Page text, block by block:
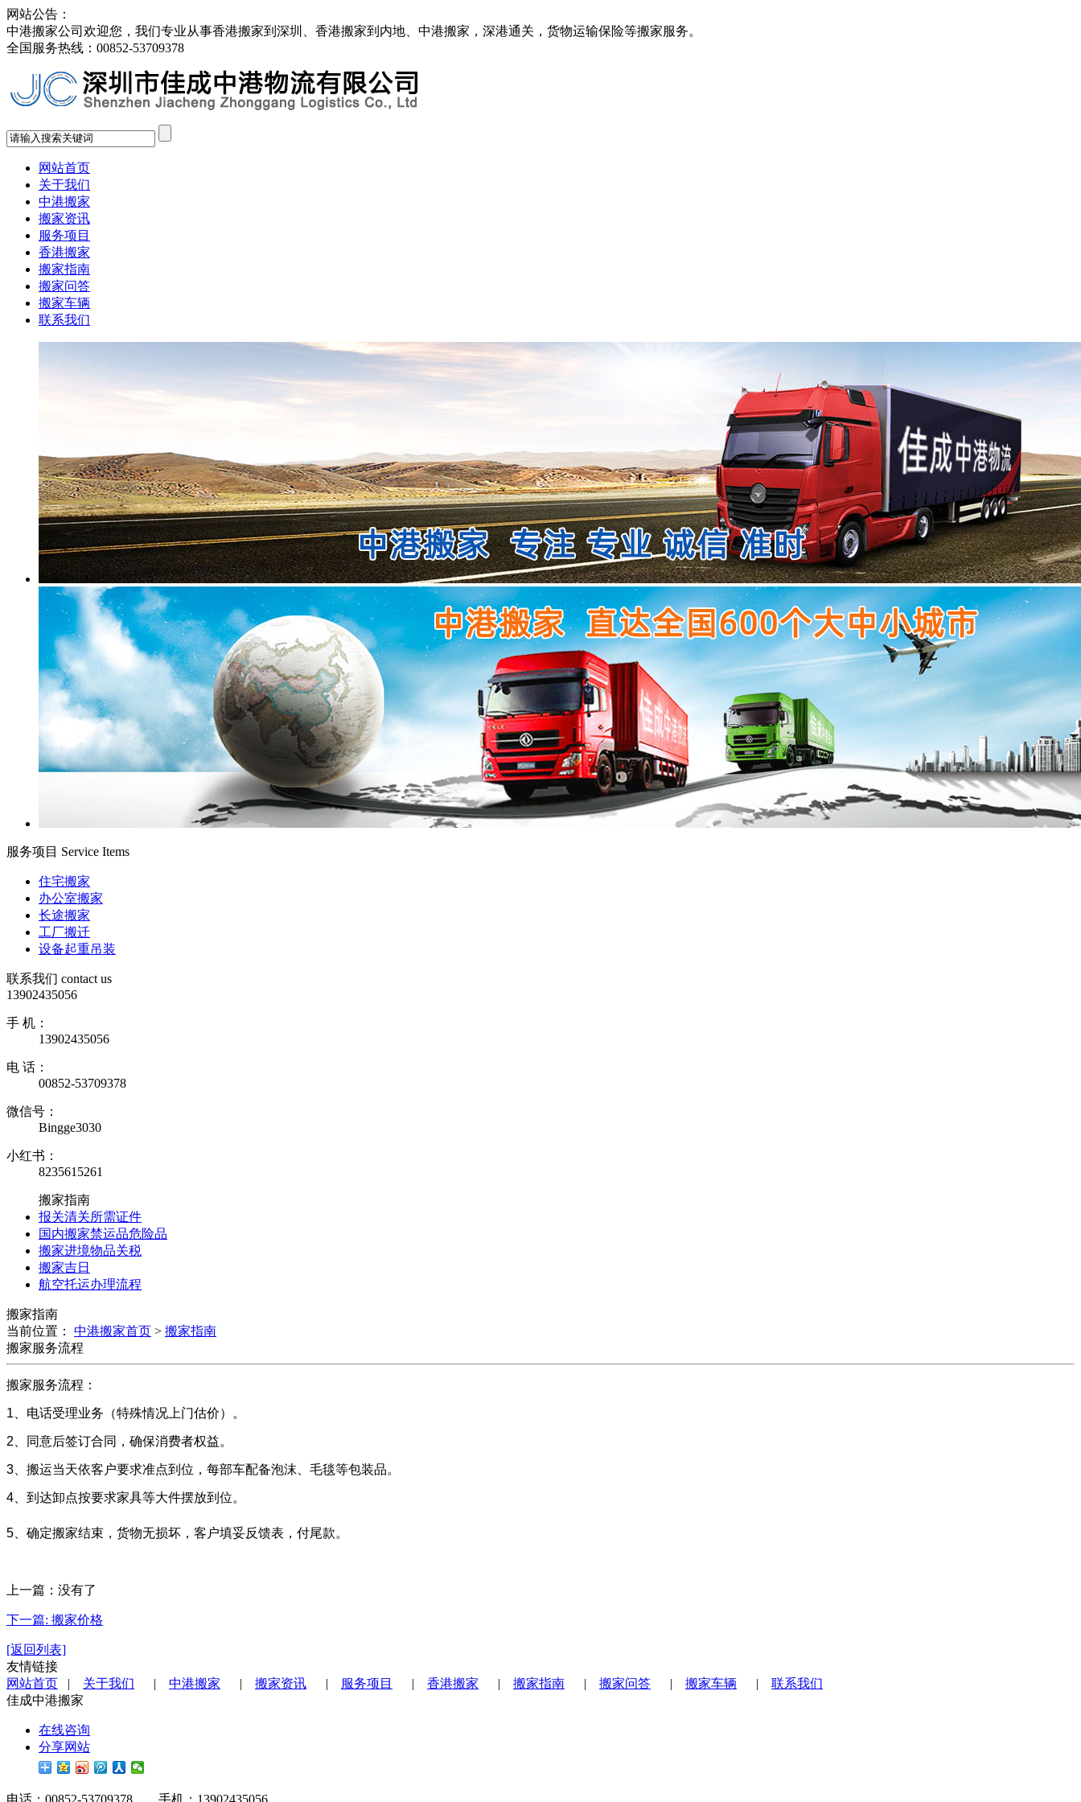
网站公告：
中港搬家公司欢迎您，我们专业从事香港搬家到深圳、香港搬家到内地、中港搬家，深港通关，货物运输保险等搬家服务。
全国服务热线： 00852-53709378
网站首页
关于我们
中港搬家
搬家资讯
服务项目
香港搬家
搬家指南
搬家问答
搬家车辆
联系我们
服务项目 Service Items
住宅搬家
办公室搬家
长途搬家
工厂搬迁
设备起重吊装
联系我们 contact us
13902435056
手 机：
13902435056
电 话：
00852-53709378
微信号：
Bingge3030
小红书：
8235615261
搬家指南
报关清关所需证件
国内搬家禁运品危险品
搬家进境物品关税
搬家吉日
航空托运办理流程
搬家指南
当前位置：
中港搬家首页 > 搬家指南
搬家服务流程
搬家服务流程：
1、电话受理业务（特殊情况上门估价）。
2、同意后签订合同，确保消费者权益。
3、搬运当天依客户要求准点到位，每部车配备泡沫、毛毯等包装品。
4、到达卸点按要求家具等大件摆放到位。
5、确定搬家结束，货物无损坏，客户填妥反馈表，付尾款。
上一篇：没有了
下一篇: 搬家价格
[返回列表]
友情链接
网站首页 | 关于我们 | 中港搬家 | 搬家资讯 | 服务项目 | 香港搬家 | 搬家指南 | 搬家问答 | 搬家车辆 | 联系我们
佳成中港搬家
在线咨询
分享网站
电话：00852-53709378 手机：13902435056